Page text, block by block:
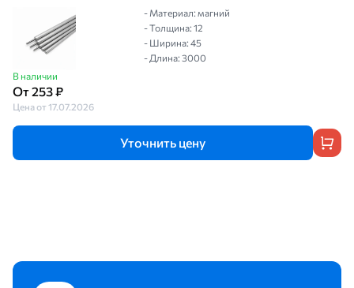
В наличии
От 253 ₽
Цена от 17.07.2026
- Материал: магний
- Толщина: 12
- Ширина: 45
- Длина: 3000
Уточнить цену